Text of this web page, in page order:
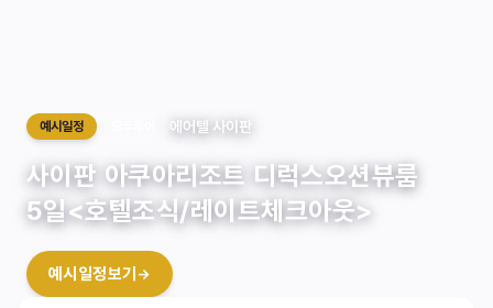
Saipan
예시일정 에어텔 사이판
사이판 아쿠아리조트 디럭스오션뷰룸
5일<호텔조식/레이트체크아웃>
예시일정보기 →